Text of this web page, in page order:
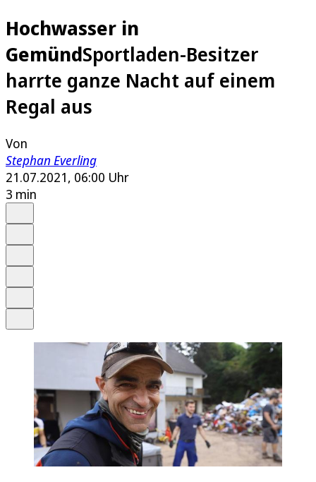
Hochwasser in
GemündSportladen-Besitzer
harrte ganze Nacht auf einem
Regal aus
Von
Stephan Everling
21.07.2021, 06:00 Uhr
3 min